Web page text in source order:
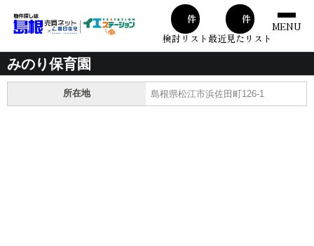
00件
検討リスト
00件
最近見たリスト
MENU
みのり保育園
所在地 島根県松江市浜佐田町126-1